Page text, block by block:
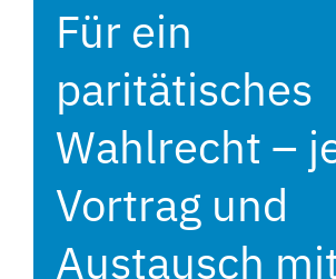
Für ein
paritätisches
Wahlrecht –
Vortrag und
Austausch